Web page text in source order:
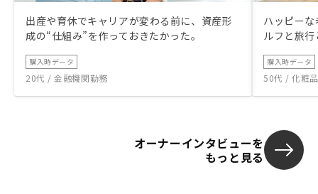
出産や育休でキャリアが変わる前に、資産形
成の“仕組み”を作っておきたかった。
購入時データ
20代 / 金融機関勤務
ハッピー
ルフと旅
購入時データ
50代 / 化粧
オーナーインタビューを
もっと見る